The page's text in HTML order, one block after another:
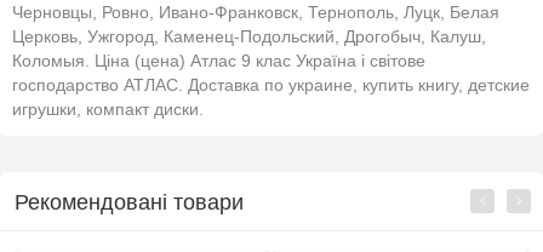
Черновцы, Ровно, Ивано-Франковск, Тернополь, Луцк, Белая
Церковь, Ужгород, Каменец-Подольский, Дрогобыч, Калуш,
Коломыя. Ціна (цена) Атлас 9 клас Україна і світове
господарство АТЛАС. Доставка по украине, купить книгу, детские
игрушки, компакт диски.
Рекомендовані товари